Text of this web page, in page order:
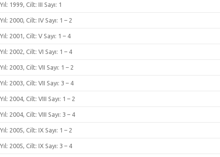
Yıl: 1999, Cilt: III Sayı: 1
Yıl: 2000, Cilt: IV Sayı: 1 – 2
Yıl: 2001, Cilt: V Sayı: 1 – 4
Yıl: 2002, Cilt: VI Sayı: 1 – 4
Yıl: 2003, Cilt: VII Sayı: 1 – 2
Yıl: 2003, Cilt: VII Sayı: 3 – 4
Yıl: 2004, Cilt: VIII Sayı: 1 – 2
Yıl: 2004, Cilt: VIII Sayı: 3 – 4
Yıl: 2005, Cilt: IX Sayı: 1 – 2
Yıl: 2005, Cilt: IX Sayı: 3 – 4